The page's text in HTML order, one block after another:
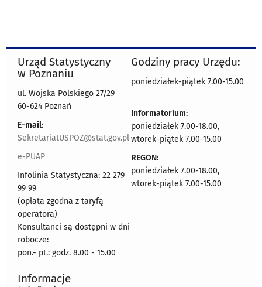
Urząd Statystyczny
w Poznaniu
ul. Wojska Polskiego 27/29
60-624 Poznań
E-mail:
SekretariatUSPOZ@stat.gov.pl
e-PUAP
Infolinia Statystyczna: 22 279
99 99
(opłata zgodna z taryfą
operatora)
Konsultanci są dostępni w dni
robocze:
pon.- pt.: godz. 8.00 - 15.00
Godziny pracy Urzędu:
poniedziałek-piątek 7.00-15.00
Informatorium:
poniedziałek 7.00-18.00,
wtorek-piątek 7.00-15.00
REGON:
poniedziałek 7.00-18.00,
wtorek-piątek 7.00-15.00
Informacje